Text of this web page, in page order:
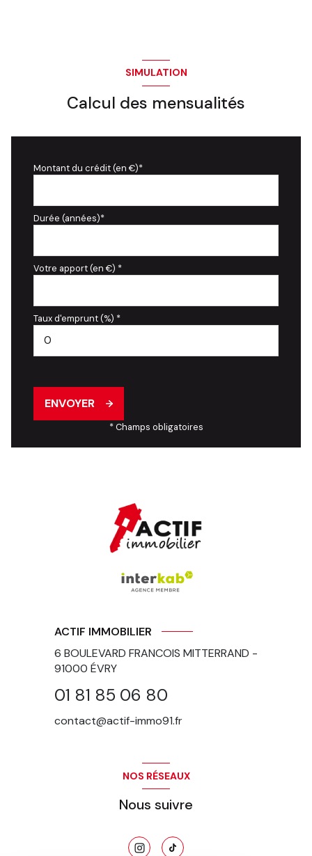
SIMULATION
Calcul des mensualités
Montant du crédit (en €)*
Durée (années)*
Votre apport (en €) *
Taux d'emprunt (%) *
ENVOYER
* Champs obligatoires
ACTIF IMMOBILIER
6 BOULEVARD FRANCOIS MITTERRAND -
91000 ÉVRY
01 81 85 06 80
contact@actif-immo91.fr
NOS RÉSEAUX
Nous suivre